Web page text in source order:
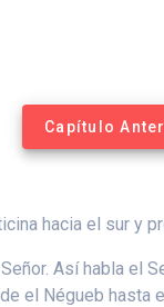
Capítulo
hacia el sur y
Así habla
el Négueb hasta